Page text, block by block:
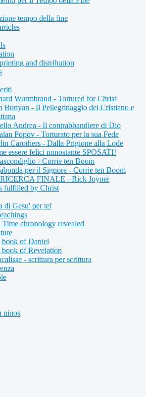
tempo della fine
and distribution
Wurmbrand - Tortured for Christ
Bunyan - Il Pellegrinaggio del Cristiano e
Andrea - Il contrabbandiere di Dio
Popov - Torturato per la sua Fede
Carothers - Dalla Prigione alla Lode
essere felici nonostante SPOSATI!
- Corrie ten Boom
per il Signore - Corrie ten Boom
FINALE - Rick Joyner
fulfilled by Christ
di Gesu' per te!
Time chronology revealed
book of Daniel
book of Revelation
- scrittura per scrittura
ninos